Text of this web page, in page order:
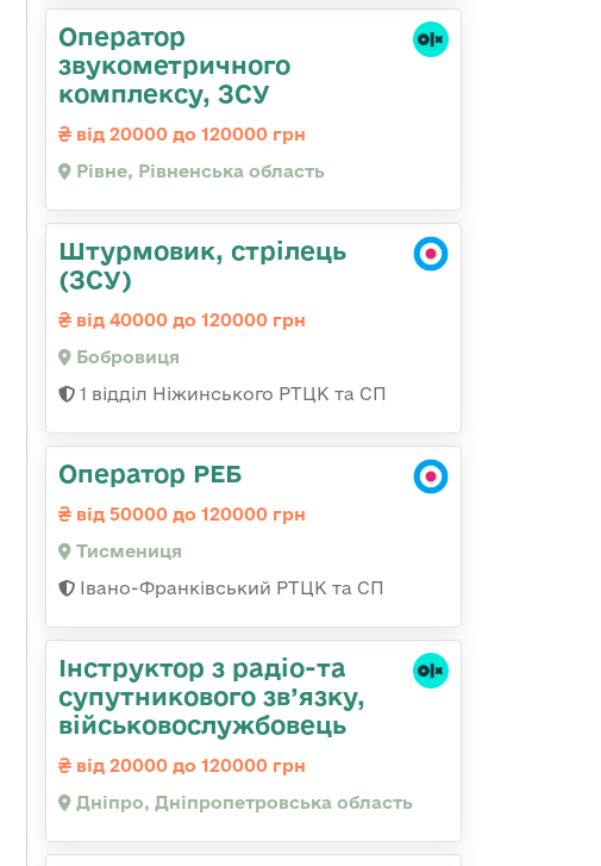
Оператор
звукометричного
комплексу, ЗСУ
від 20000 до 120000 грн
Рівне, Рівненська область
Штурмовик, стрілець
(ЗСУ)
від 40000 до 120000 грн
Бобровиця
1 відділ Ніжинського РТЦК та СП
Оператор РЕБ
від 50000 до 120000 грн
Тисмениця
Івано-Франківський РТЦК та СП
Інструктор з радіо-та
супутникового зв’язку,
військовослужбовець
від 20000 до 120000 грн
Дніпро, Дніпропетровська область